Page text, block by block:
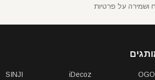
ושמירה על פרטיות
iDecoz
SINJI